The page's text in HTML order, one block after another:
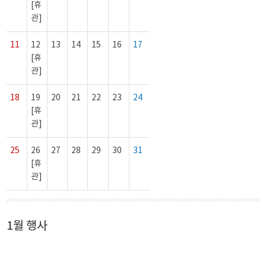
[휴
관]
11
12
[휴
관]
13 14 15 16 17
18
19
[휴
관]
20 21 22 23 24
25
26
[휴
관]
27 28 29 30 31
1월 행사